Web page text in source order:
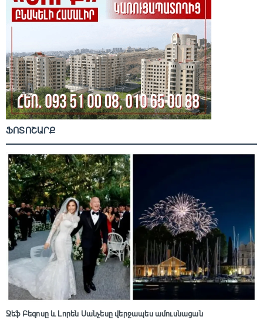
ՖՈՏՈՇԱՐՔ
Ջեֆ Բեզոսը և Լորեն Սանչեսը վերջապես ամուսնացան